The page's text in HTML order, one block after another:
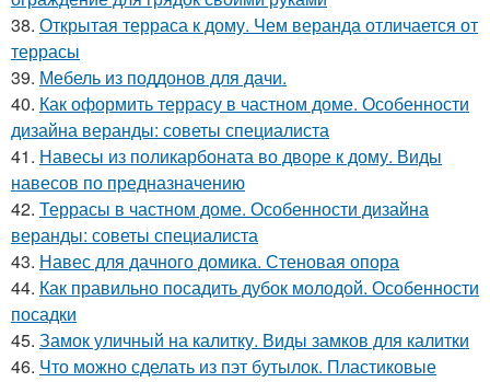
38. Открытая терраса к дому. Чем веранда отличается от
террасы
39. Мебель из поддонов для дачи.
40. Как оформить террасу в частном доме. Особенности
дизайна веранды: советы специалиста
41. Навесы из поликарбоната во дворе к дому. Виды
навесов по предназначению
42. Террасы в частном доме. Особенности дизайна
веранды: советы специалиста
43. Навес для дачного домика. Стеновая опора
44. Как правильно посадить дубок молодой. Особенности
посадки
45. Замок уличный на калитку. Виды замков для калитки
46. Что можно сделать из пэт бутылок. Пластиковые